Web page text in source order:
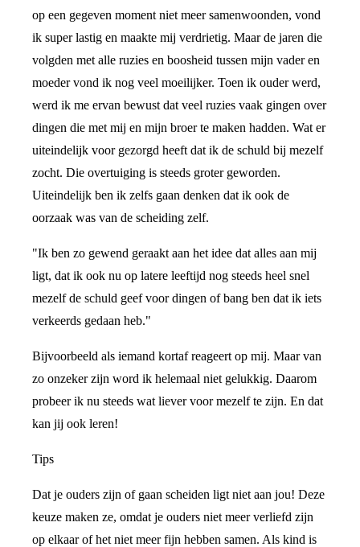
op een gegeven moment niet meer samenwoonden, vond
ik super lastig en maakte mij verdrietig. Maar de jaren die
volgden met alle ruzies en boosheid tussen mijn vader en
moeder vond ik nog veel moeilijker. Toen ik ouder werd,
werd ik me ervan bewust dat veel ruzies vaak gingen over
dingen die met mij en mijn broer te maken hadden. Wat er
uiteindelijk voor gezorgd heeft dat ik de schuld bij mezelf
zocht. Die overtuiging is steeds groter geworden.
Uiteindelijk ben ik zelfs gaan denken dat ik ook de
oorzaak was van de scheiding zelf.
"Ik ben zo gewend geraakt aan het idee dat alles aan mij
ligt, dat ik ook nu op latere leeftijd nog steeds heel snel
mezelf de schuld geef voor dingen of bang ben dat ik iets
verkeerds gedaan heb."
Bijvoorbeeld als iemand kortaf reageert op mij. Maar van
zo onzeker zijn word ik helemaal niet gelukkig. Daarom
probeer ik nu steeds wat liever voor mezelf te zijn. En dat
kan jij ook leren!
Tips
Dat je ouders zijn of gaan scheiden ligt niet aan jou! Deze
keuze maken ze, omdat je ouders niet meer verliefd zijn
op elkaar of het niet meer fijn hebben samen. Als kind is